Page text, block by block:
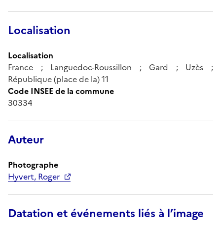
Localisation
Localisation
France ; Languedoc-Roussillon ; Gard ; Uzès ;
République (place de la) 11
Code INSEE de la commune
30334
Auteur
Photographe
Hyvert, Roger
Datation et événements liés à l’image